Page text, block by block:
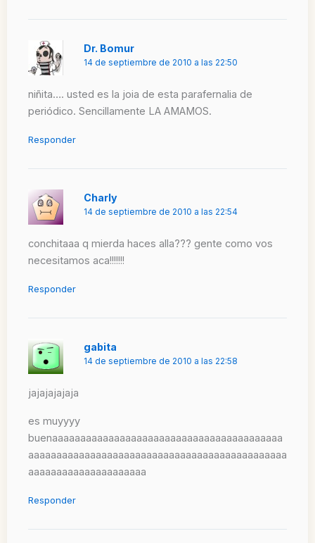
Dr. Bomur
14 de septiembre de 2010 a las 22:50
niñita…. usted es la joia de esta parafernalia de
periódico. Sencillamente LA AMAMOS.
Responder
Charly
14 de septiembre de 2010 a las 22:54
conchitaaa q mierda haces alla??? gente como vos
necesitamos aca!!!!!!!
Responder
gabita
14 de septiembre de 2010 a las 22:58
jajajajajaja
es muyyyy
buenaaaaaaaaaaaaaaaaaaaaaaaaaaaaaaaaaaaaaaaaa
aaaaaaaaaaaaaaaaaaaaaaaaaaaaaaaaaaaaaaaaaaaaaa
aaaaaaaaaaaaaaaaaaaaa
Responder